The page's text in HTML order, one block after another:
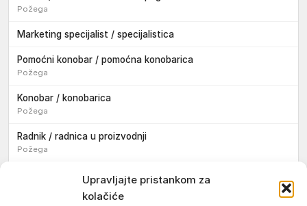
Upravljajte pristankom za
kolačiće
Požega
Marketing specijalist / specijalistica
Pomoćni konobar / pomoćna konobarica
Požega
Konobar / konobarica
Požega
Radnik / radnica u proizvodnji
Požega
Sezonski pomoćni radnik / sezonska pomoćna radnica
Pomoćni pekar / pomoćna pekarica